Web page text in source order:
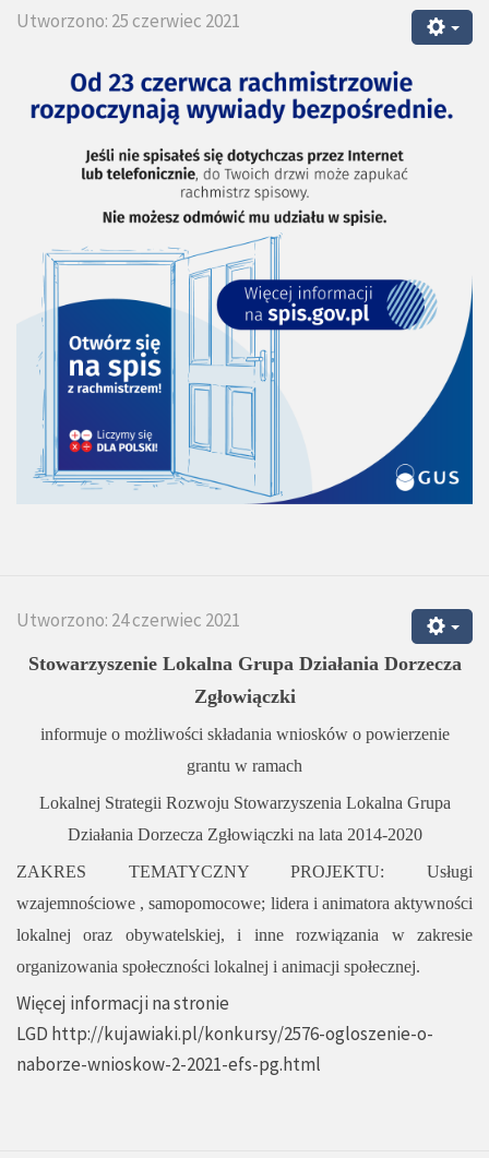
Utworzono: 25 czerwiec 2021
Utworzono: 24 czerwiec 2021
Stowarzyszenie Lokalna Grupa Działania Dorzecza
Zgłowiączki
informuje o możliwości składania wniosków o powierzenie
grantu w ramach
Lokalnej Strategii Rozwoju Stowarzyszenia Lokalna Grupa
Działania Dorzecza Zgłowiączki na lata 2014-2020
ZAKRES TEMATYCZNY PROJEKTU: Usługi
wzajemnościowe , samopomocowe; lidera i animatora aktywności
lokalnej oraz obywatelskiej, i inne rozwiązania w zakresie
organizowania społeczności lokalnej i animacji społecznej.
Więcej informacji na stronie
LGD http://kujawiaki.pl/konkursy/2576-ogloszenie-o-
naborze-wnioskow-2-2021-efs-pg.html